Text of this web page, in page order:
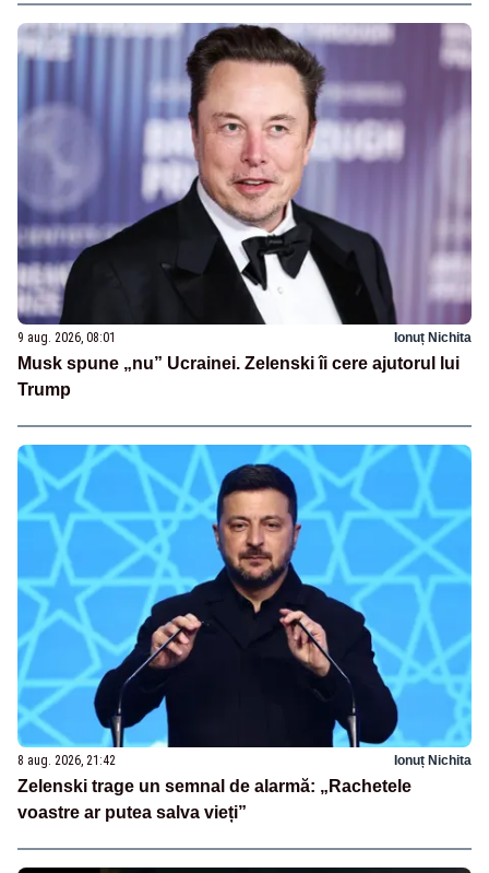
9 aug. 2026, 08:01 Ionuț Nichita
Musk spune „nu” Ucrainei. Zelenski îi cere ajutorul lui
Trump
8 aug. 2026, 21:42 Ionuț Nichita
Zelenski trage un semnal de alarmă: „Rachetele
voastre ar putea salva vieți”